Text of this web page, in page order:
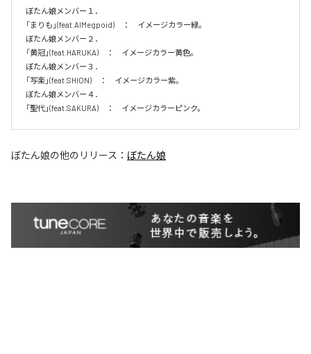
ぼたん娘メンバー１．
「まりも」(feat.AIMegpoid)　：　イメージカラー緑。
ぼたん娘メンバー２．
「黄冠」(feat.HARUKA)　：　イメージカラー黄色。
ぼたん娘メンバー３．
「写楽」(feat.SHION)　：　イメージカラー紫。
ぼたん娘メンバー４．
「聖代」(feat.SAKURA)　：　イメージカラーピンク。
ぼたん娘の他のリリース： ぼたん娘